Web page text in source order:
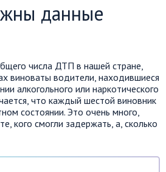
данные
числа ДТП в нашей стране,
виноваты водители, находившиеся
алкогольного или наркотического
что каждый шестой виновник
состоянии. Это очень много,
кого смогли задержать, а, сколько